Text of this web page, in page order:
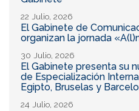
22 Julio, 2026
El Gabinete de
organizan la jornada
30 Julio, 2026
El Gabinete presenta su
de Especialización
Egipto, Bruselas y
24 Julio, 2026